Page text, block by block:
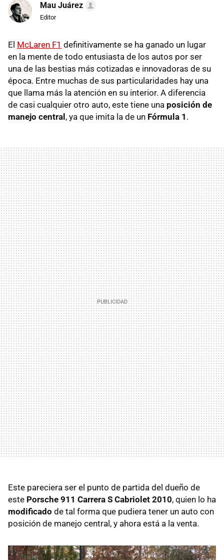
Mau Juárez
Editor
El McLaren F1 definitivamente se ha ganado un lugar
en la mente de todo entusiasta de los autos por ser
una de las bestias más cotizadas e innovadoras de su
época. Entre muchas de sus particularidades hay una
que llama más la atención en su interior. A diferencia
de casi cualquier otro auto, este tiene una posición de
manejo central , ya que imita la de un Fórmula 1 .
Este pareciera ser el punto de partida del dueño de
este Porsche 911 Carrera S Cabriolet 2010, quien lo ha
modificado de tal forma que pudiera tener un auto con
posición de manejo central, y ahora está a la venta.